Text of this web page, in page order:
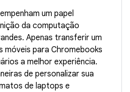
um papel
da computação
Apenas transferir um
móveis para Chromebooks
a melhor experiência.
de personalizar sua
de laptops e